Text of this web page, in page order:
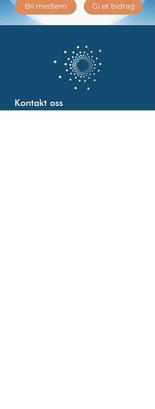
Bli medlem Gi et bidrag
Kontakt oss